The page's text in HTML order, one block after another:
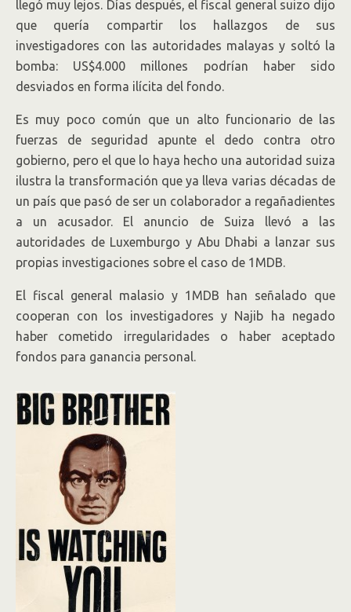
llegó muy lejos. Días después, el fiscal general suizo dijo
que quería compartir los hallazgos de sus
investigadores con las autoridades malayas y soltó la
bomba: US$4.000 millones podrían haber sido
desviados en forma ilícita del fondo.
Es muy poco común que un alto funcionario de las
fuerzas de seguridad apunte el dedo contra otro
gobierno, pero el que lo haya hecho una autoridad suiza
ilustra la transformación que ya lleva varias décadas de
un país que pasó de ser un colaborador a regañadientes
a un acusador. El anuncio de Suiza llevó a las
autoridades de Luxemburgo y Abu Dhabi a lanzar sus
propias investigaciones sobre el caso de 1MDB.
El fiscal general malasio y 1MDB han señalado que
cooperan con los investigadores y Najib ha negado
haber cometido irregularidades o haber aceptado
fondos para ganancia personal.